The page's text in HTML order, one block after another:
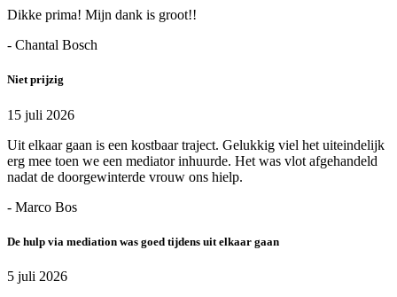
Dikke prima! Mijn dank is groot!!
- Chantal Bosch
Niet prijzig
15 juli 2026
Uit elkaar gaan is een kostbaar traject. Gelukkig viel het uiteindelijk
erg mee toen we een mediator inhuurde. Het was vlot afgehandeld
nadat de doorgewinterde vrouw ons hielp.
- Marco Bos
De hulp via mediation was goed tijdens uit elkaar gaan
5 juli 2026